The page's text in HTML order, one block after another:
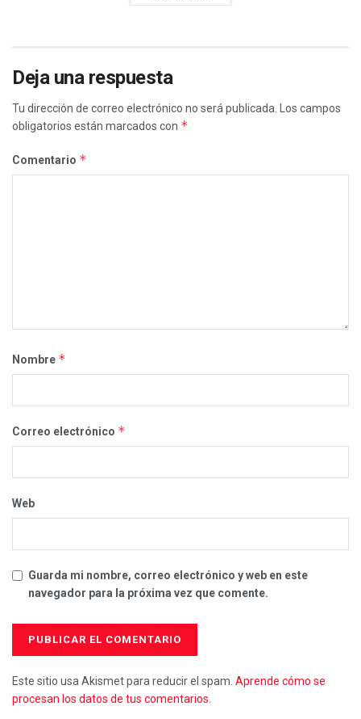
Deja una respuesta
Tu dirección de correo electrónico no será publicada. Los campos
obligatorios están marcados con *
Comentario *
Nombre *
Correo electrónico *
Web
Guarda mi nombre, correo electrónico y web en este
navegador para la próxima vez que comente.
Este sitio usa Akismet para reducir el spam. Aprende cómo se
procesan los datos de tus comentarios.